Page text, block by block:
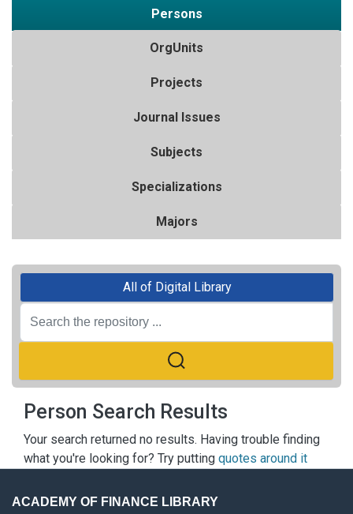
Persons
OrgUnits
Projects
Journal Issues
Subjects
Specializations
Majors
All of Digital Library
Person Search Results
Your search returned no results. Having trouble finding
what you're looking for? Try putting quotes around it
ACADEMY OF FINANCE LIBRARY